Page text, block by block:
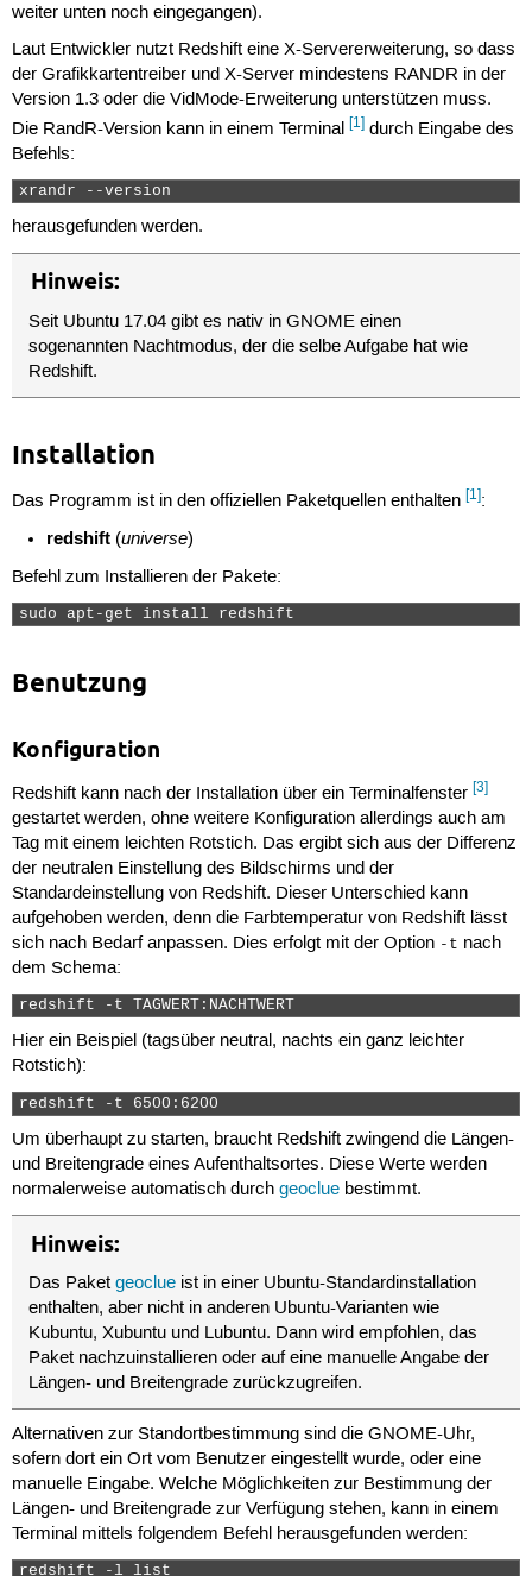
weiter unten noch eingegangen).
Laut Entwickler nutzt Redshift eine X-Servererweiterung, so dass
der Grafikkartentreiber und X-Server mindestens RANDR in der
Version 1.3 oder die VidMode-Erweiterung unterstützen muss.
Die RandR-Version kann in einem Terminal [1]durch Eingabe des
Befehls:
xrandr --version
herausgefunden werden.
Hinweis:
Seit Ubuntu 17.04 gibt es nativ in GNOME einen
sogenannten Nachtmodus, der die selbe Aufgabe hat wie
Redshift.
Installation
Das Programm ist in den offiziellen Paketquellen enthalten [1]:
redshift (universe)
Befehl zum Installieren der Pakete:
sudo apt-get install redshift
Benutzung
Konfiguration
Redshift kann nach der Installation über ein Terminalfenster [3]
gestartet werden, ohne weitere Konfiguration allerdings auch am
Tag mit einem leichten Rotstich. Das ergibt sich aus der Differenz
der neutralen Einstellung des Bildschirms und der
Standardeinstellung von Redshift. Dieser Unterschied kann
aufgehoben werden, denn die Farbtemperatur von Redshift lässt
sich nach Bedarf anpassen. Dies erfolgt mit der Option -t nach
dem Schema:
redshift -t TAGWERT:NACHTWERT
Hier ein Beispiel (tagsüber neutral, nachts ein ganz leichter
Rotstich):
redshift -t 6500:6200
Um überhaupt zu starten, braucht Redshift zwingend die Längen-
und Breitengrade eines Aufenthaltsortes. Diese Werte werden
normalerweise automatisch durch geocluebestimmt.
Hinweis:
Das Paketgeoclue ist in einer Ubuntu-Standardinstallation
enthalten, aber nicht in anderen Ubuntu-Varianten wie
Kubuntu, Xubuntu und Lubuntu. Dann wird empfohlen, das
Paket nachzuinstallieren oder auf eine manuelle Angabe der
Längen- und Breitengrade zurückzugreifen.
Alternativen zur Standortbestimmung sind die GNOME-Uhr,
sofern dort ein Ort vom Benutzer eingestellt wurde, oder eine
manuelle Eingabe. Welche Möglichkeiten zur Bestimmung der
Längen- und Breitengrade zur Verfügung stehen, kann in einem
Terminal mittels folgendem Befehl herausgefunden werden:
redshift -l list